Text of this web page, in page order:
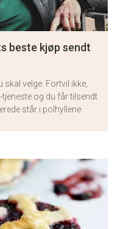
beste kjøp sendt
skal velge. Fortvil ikke,
og du får tilsendt
står i polhyllene.